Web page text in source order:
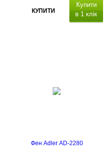
КУПИТИ
Купити
в 1 клік
Фен Adler AD-2280